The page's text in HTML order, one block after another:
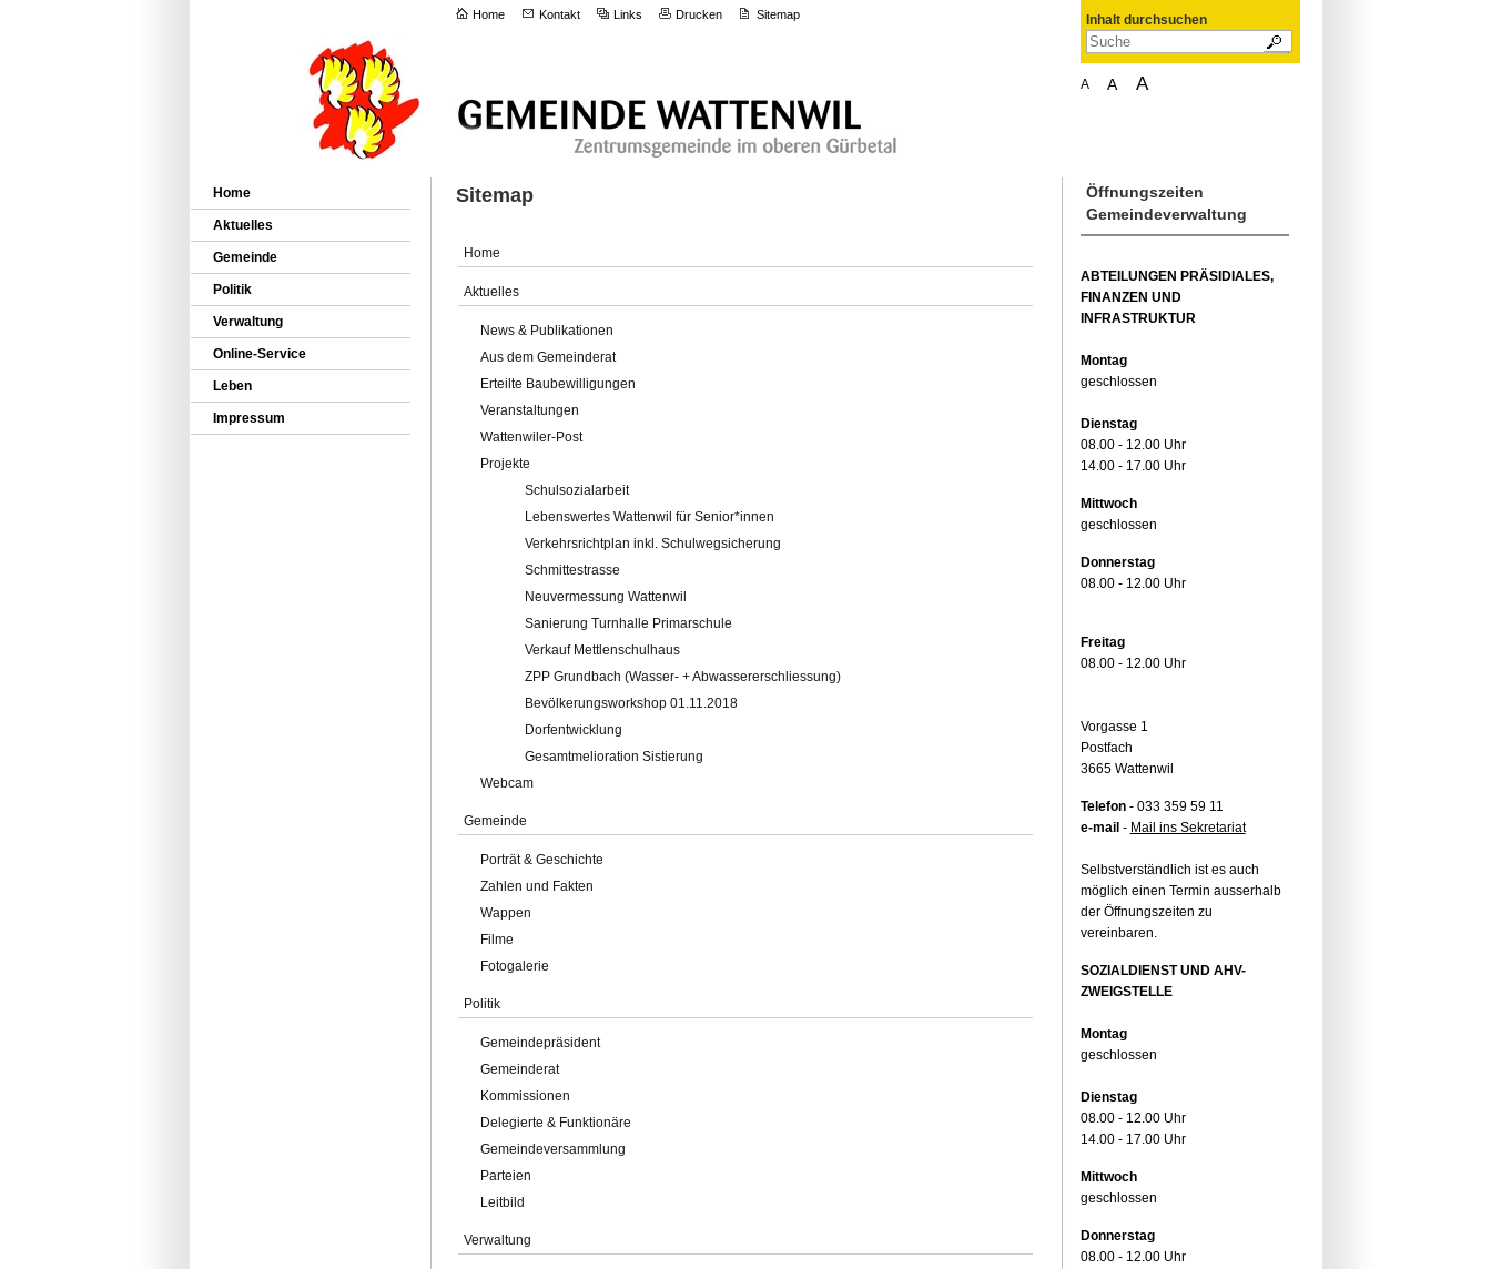
Home Kontakt Links Drucken Sitemap Inhalt durchsuchen
A A A
Home
Aktuelles
Gemeinde
Politik
Verwaltung
Online-Service
Leben
Impressum
Sitemap
Home
Aktuelles
News & Publikationen
Aus dem Gemeinderat
Erteilte Baubewilligungen
Veranstaltungen
Wattenwiler-Post
Projekte
Schulsozialarbeit
Lebenswertes Wattenwil für Senior*innen
Verkehrsrichtplan inkl. Schulwegsicherung
Schmittestrasse
Neuvermessung Wattenwil
Sanierung Turnhalle Primarschule
Verkauf Mettlenschulhaus
ZPP Grundbach (Wasser- + Abwassererschliessung)
Bevölkerungsworkshop 01.11.2018
Dorfentwicklung
Gesamtmelioration Sistierung
Webcam
Gemeinde
Porträt & Geschichte
Zahlen und Fakten
Wappen
Filme
Fotogalerie
Politik
Gemeindepräsident
Gemeinderat
Kommissionen
Delegierte & Funktionäre
Gemeindeversammlung
Parteien
Leitbild
Verwaltung
Öffnungszeiten
Gemeindeverwaltung
ABTEILUNGEN PRÄSIDIALES,
FINANZEN UND
INFRASTRUKTUR
Montag
geschlossen
Dienstag
08.00 - 12.00 Uhr
14.00 - 17.00 Uhr
Mittwoch
geschlossen
Donnerstag
08.00 - 12.00 Uhr
Freitag
08.00 - 12.00 Uhr
Vorgasse 1
Postfach
3665 Wattenwil
Telefon- 033 359 59 11
e-mail - Mail ins Sekretariat
Selbstverständlich ist es auch
möglich einen Termin ausserhalb
der Öffnungszeiten zu
vereinbaren.
SOZIALDIENST UND AHV-
ZWEIGSTELLE
Montag
geschlossen
Dienstag
08.00 - 12.00 Uhr
14.00 - 17.00 Uhr
Mittwoch
geschlossen
Donnerstag
08.00 - 12.00 Uhr